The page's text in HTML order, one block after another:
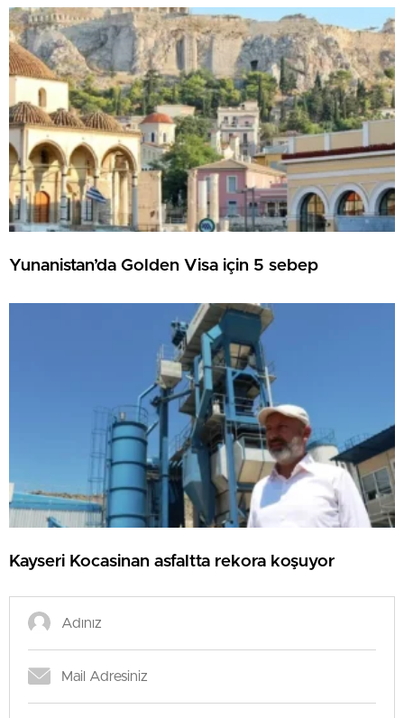
Yunanistan’da Golden Visa için 5 sebep
Kayseri Kocasinan asfaltta rekora koşuyor